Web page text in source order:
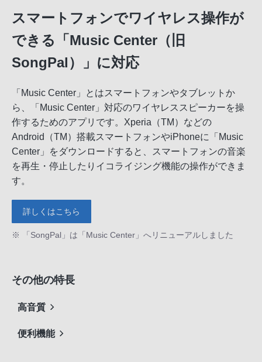
スマートフォンでワイヤレス操作が
できる「Music Center（旧
SongPal）」に対応
「Music Center」とはスマートフォンやタブレットか
ら、「Music Center」対応のワイヤレススピーカーを操
作するためのアプリです。Xperia（TM）などの
Android（TM）搭載スマートフォンやiPhoneに「Music
Center」をダウンロードすると、スマートフォンの音楽
を再生・停止したりイコライジング機能の操作ができま
す。
詳しくはこちら
※ 「SongPal」は「Music Center」へリニューアルしました
その他の特長
高音質
便利機能